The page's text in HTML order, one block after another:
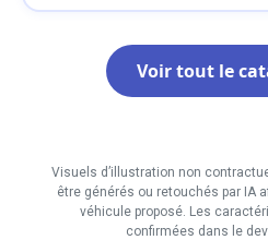
Voir tout le
Visuels d’illustration non
être générés ou retouchés par IA
véhicule proposé. Les
confirmées dans le